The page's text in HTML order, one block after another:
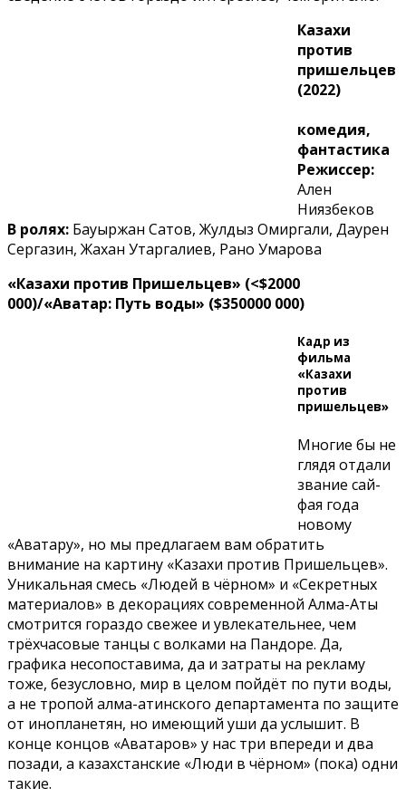
Казахи
против
пришельцев
(2022)
комедия,
фантастика
Режиссер:
Ален
Ниязбеков
В ролях: Бауыржан Сатов, Жулдыз Омиргали, Даурен
Сергазин, Жахан Утаргалиев, Рано Умарова
«Казахи против Пришельцев» (<$2000
000)/«Аватар: Путь воды» ($350000 000)
Кадр из
фильма
«Казахи
против
пришельцев»
Многие бы не
глядя отдали
звание сай-
фая года
новому
«Аватару», но мы предлагаем вам обратить
внимание на картину «Казахи против Пришельцев».
Уникальная смесь «Людей в чёрном» и «Секретных
материалов» в декорациях современной Алма-Аты
смотрится гораздо свежее и увлекательнее, чем
трёхчасовые танцы с волками на Пандоре. Да,
графика несопоставима, да и затраты на рекламу
тоже, безусловно, мир в целом пойдёт по пути воды,
а не тропой алма-атинского департамента по защите
от инопланетян, но имеющий уши да услышит. В
конце концов «Аватаров» у нас три впереди и два
позади, а казахстанские «Люди в чёрном» (пока) одни
такие.